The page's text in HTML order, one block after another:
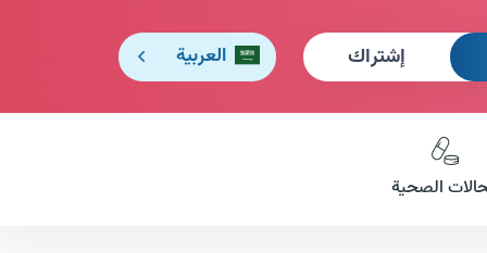
إشتراك العربية
الصحية